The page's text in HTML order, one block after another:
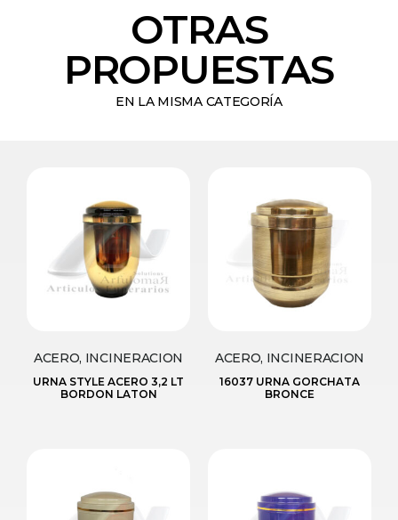
OTRAS
PROPUESTAS
EN LA MISMA CATEGORÍA
ACERO, INCINERACION
URNA STYLE ACERO 3,2 LT
BORDON LATON
ACERO, INCINERACION
16037 URNA GORCHATA
BRONCE